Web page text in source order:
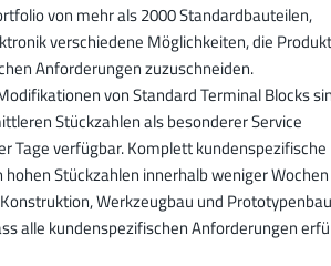
von mehr als 2000 Standardbauteilen,
verschiedene Möglichkeiten, die
Anforderungen zuzuschneiden.
von Standard Terminal Blocks
Stückzahlen als besonderer Service
Tage verfügbar. Komplett kundenspezifische
hohen Stückzahlen innerhalb weniger Wochen
Werkzeugbau und Prototypenbau
alle kundenspezifischen Anforderungen